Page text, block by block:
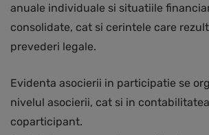
anuale individuale si situatiile
consolidate, cat si cerintele care
prevederi legale.
Evidenta asocierii in participatie se
nivelul asocierii, cat si in
coparticipant.